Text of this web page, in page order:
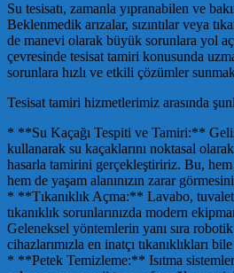
Su tesisatı, zamanla yıpranabilen ve
Beklenmedik arızalar, sızıntılar veya
de manevi olarak büyük sorunlara yol
çevresinde tesisat tamiri konusunda
sorunlara hızlı ve etkili çözümler
Tesisat tamiri hizmetlerimiz arasında
* **Su Kaçağı Tespiti ve Tamiri:**
kullanarak su kaçaklarını noktasal
hasarla tamirini gerçekleştiririz. Bu,
hem de yaşam alanınızın zarar
* **Tıkanıklık Açma:** Lavabo,
tıkanıklık sorunlarınızda modern
Geleneksel yöntemlerin yanı sıra robotik
cihazlarımızla en inatçı tıkanıklıkları
* **Petek Temizleme:** Isıtma